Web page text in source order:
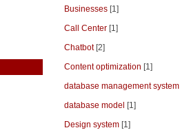
Businesses [1]
Call Center [1]
Chatbot[2]
Content optimization [1]
database management system
database model
[1]
Design system [1]